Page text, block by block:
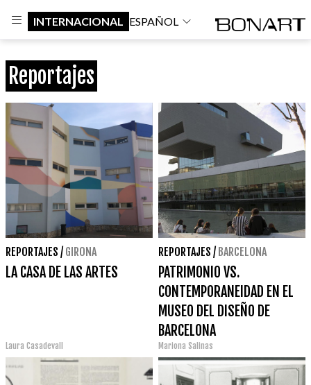
INTERNACIONAL ESPAÑOL
Reportajes
REPORTAJES / GIRONA
LA CASA DE LAS ARTES
Laura Casadevall
REPORTAJES / BARCELONA
PATRIMONIO VS.
CONTEMPORANEIDAD EN EL
MUSEO DEL DISEÑO DE
BARCELONA
Mariona Salinas